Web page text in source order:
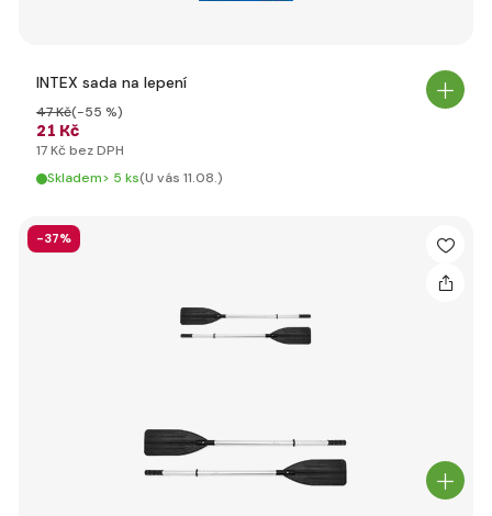
INTEX sada na lepení
21 Kč
47 Kč(-55 %)
17 Kč bez DPH
Skladem> 5 ks(U vás 11.08.)
-37%